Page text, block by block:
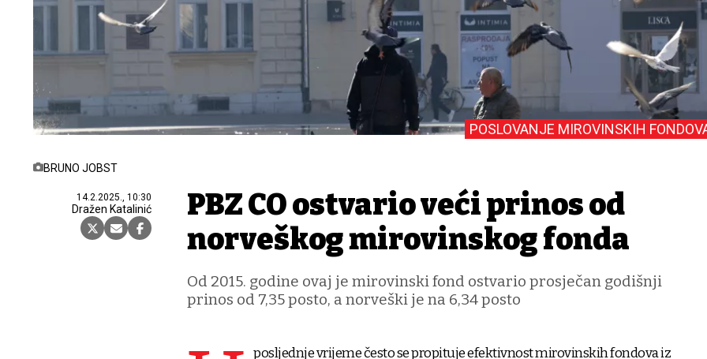
BRUNO JOBST
14.2.2025., 10:30
Dražen Katalinić
POSLOVANJE MIROVINSKIH
PBZ CO ostvario veći prinos od
norveškog mirovinskog fonda
Od 2015. godine ovaj je mirovinski fond ostvario prosječan godišnji
prinos od 7,35 posto, a norveški je na 6,34 posto
posljednje vrijeme često se propituje efektivnost mirovinskih fondova iz